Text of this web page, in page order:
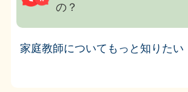
の？
家庭教師についてもっと知りたい